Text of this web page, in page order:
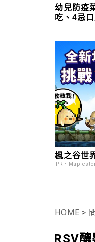
幼兒防疫
吃、4忌口
楓之谷世
PR・
HOME >
RSV